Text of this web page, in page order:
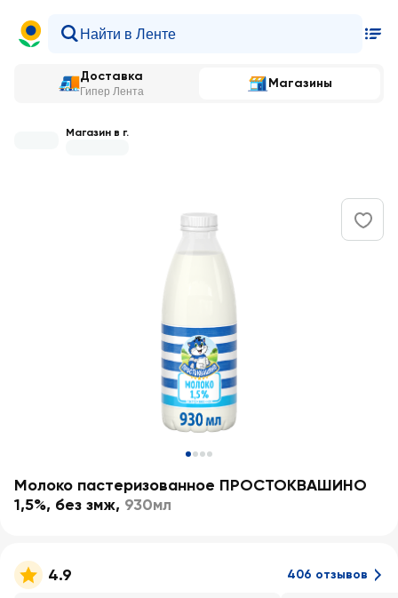
Доставка
Гипер Лента
Магазины
Магазин в г.
Молоко пастеризованное ПРОСТОКВАШИНО
1,5%, без змж, 930мл
4.9 406 отзывов